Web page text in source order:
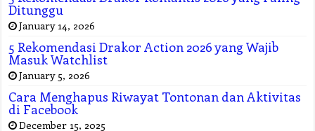
Ditunggu
January 14, 2026
5 Rekomendasi Drakor Action 2026 yang Wajib
Masuk Watchlist
January 5, 2026
Cara Menghapus Riwayat Tontonan dan Aktivitas
di Facebook
December 15, 2025